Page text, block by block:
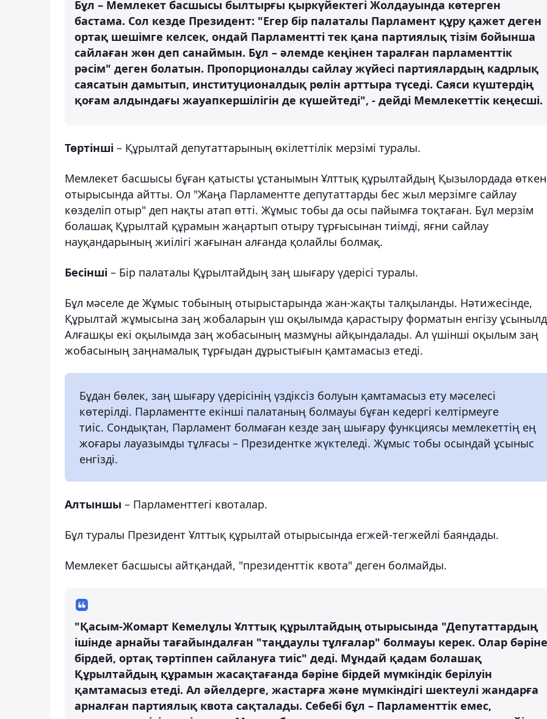
Бұл – Мемлекет басшысы былтырғы қыркүйектегі Жолдауында көтерген
бастама. Сол кезде Президент: "Егер бір палаталы Парламент құру қажет деген
ортақ шешімге келсек, ондай Парламентті тек қана партиялық тізім бойынша
сайлаған жөн деп санаймын. Бұл – әлемде кеңінен таралған парламенттік
рәсім" деген болатын. Пропорционалды сайлау жүйесі партиялардың кадрлық
саясатын дамытып, институционалдық рөлін арттыра түседі. Саяси күштердің
қоғам алдындағы жауапкершілігін де күшейтеді", - дейді Мемлекеттік кеңесші.
Төртінші – Құрылтай депутаттарының өкілеттілік мерзімі туралы.
Мемлекет басшысы бұған қатысты ұстанымын Ұлттық құрылтайдың Қызылордада өткен
отырысында айтты. Ол "Жаңа Парламентте депутаттарды бес жыл мерзімге сайлау
көзделіп отыр" деп нақты атап өтті. Жұмыс тобы да осы пайымға тоқтаған. Бұл мерзім
болашақ Құрылтай құрамын жаңартып отыру тұрғысынан тиімді, яғни сайлау
науқандарының жиілігі жағынан алғанда қолайлы болмақ.
Бесінші – Бір палаталы Құрылтайдың заң шығару үдерісі туралы.
Бұл мәселе де Жұмыс тобының отырыстарында жан-жақты талқыланды. Нәтижесінде,
Құрылтай жұмысына заң жобаларын үш оқылымда қарастыру форматын енгізу
Алғашқы екі оқылымда заң жобасының мазмұны айқындалады. Ал үшінші оқылым заң
жобасының заңнамалық тұрғыдан дұрыстығын қамтамасыз етеді.
Бұдан бөлек, заң шығару үдерісінің үздіксіз болуын қамтамасыз ету мәселесі
көтерілді. Парламентте екінші палатаның болмауы бұған кедергі келтірмеуге
тиіс. Сондықтан, Парламент болмаған кезде заң шығару функциясы мемлекеттің ең
жоғары лауазымды тұлғасы – Президентке жүктеледі. Жұмыс тобы осындай ұсыныс
енгізді.
Алтыншы – Парламенттегі квоталар.
Бұл туралы Президент Ұлттық құрылтай отырысында егжей-тегжейлі баяндады.
Мемлекет басшысы айтқандай, "президенттік квота" деген болмайды.
"Қасым-Жомарт Кемелұлы Ұлттық құрылтайдың отырысында "Депутаттардың
ішінде арнайы тағайындалған "таңдаулы тұлғалар" болмауы керек. Олар бәріне
бірдей, ортақ тәртіппен сайлануға тиіс" деді. Мұндай қадам болашақ
Құрылтайдың құрамын жасақтағанда бәріне бірдей мүмкіндік берілуін
қамтамасыз етеді. Ал әйелдерге, жастарға және мүмкіндігі шектеулі жандарға
арналған партиялық квота сақталады. Себебі бұл – Парламенттік емес,